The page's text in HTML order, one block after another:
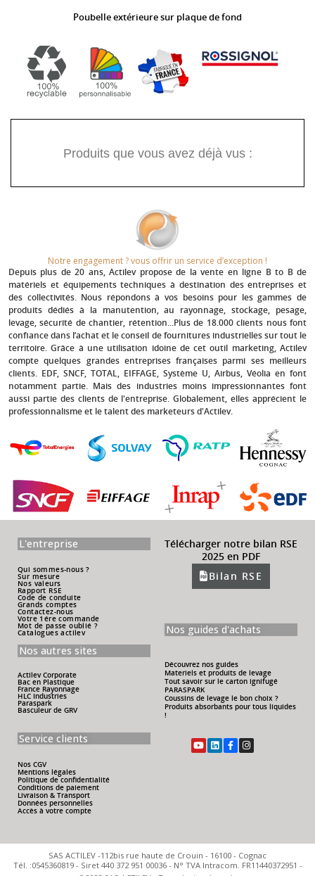
Poubelle extérieure sur plaque de fond
Produits que vous avez déjà vus :
Notre engagement ? vous offrir un service d’exception !​
Depuis plus de 20 ans, Actilev propose de la vente en ligne B to B de
matériels et équipements techniques à destination des entreprises et
des collectivités. Nous répondons à vos besoins pour les gammes de
produits dédiés à la manutention, au rayonnage, stockage, pesage,
levage, sécurité de chantier, rétention...Plus de 18.000 clients nous font
confiance dans l’achat et le conseil de fournitures industrielles sur tout le
territoire. Grâce à une utilisation idoine de cet outil marketing, Actilev
compte quelques grandes entreprises françaises parmi ses meilleurs
clients. EDF, SNCF, TOTAL, EIFFAGE, Système U, Airbus, Véolia en font
notamment partie. Mais des industries moins impressionnantes font
aussi partie des clients de l'entreprise. Globalement, elles apprécient le
professionnalisme et le talent des marketeurs d'Actilev.
L'entreprise
Qui sommes-nous ?
Sur mesure
Nos valeurs
Rapport RSE
Code de conduite
Grands comptes
Contactez-nous
Votre 1ére commande
Mot de passe oublié ?
Catalogues actilev
Télécharger notre bilan RSE
2025 en PDF
Bilan RSE
Nos autres sites
Actilev Corporate
Bac en Plastique
France Rayonnage
HLC Industries
Paraspark
Basculeur de GRV
Nos guides d'achats
Découvrez nos guides
Materiels et produits de levage
Tout savoir sur le carton ignifugé
PARASPARK
Coussins de levage le bon choix ?
Produits absorbants pour tous liquides
!
Service clients
Nos CGV
Mentions légales
Politique de confidentialité
Conditions de paiement
Livraison & Transport
Données personnelles
Accès à votre compte
SAS ACTILEV -112bis rue haute de Crouin - 16100 - Cognac
Tél. :0545360819 - Siret 440 372 951 00036 - N° TVA Intracom. FR11440372951 -